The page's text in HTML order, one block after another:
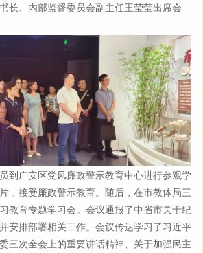
长、内部监督委员会副主任王莹莹出席会
到广安区党风廉政警示教育中心进行参观学
，接受廉政警示教育。随后，在市教体局三
教育专题学习会。会议通报了中省市关于纪
安排部署相关工作。会议传达学习了习近平
三次全会上的重要讲话精神、关于加强民主